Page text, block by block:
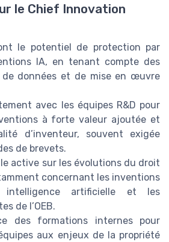
le Chief Innovation
le potentiel de protection par
IA, en tenant compte des
de données et de mise en œuvre
avec les équipes R&D pour
à forte valeur ajoutée et
d’inventeur, souvent exigée
de brevets.
active sur les évolutions du droit
concernant les inventions
intelligence artificielle et les
de l’OEB.
des formations internes pour
aux enjeux de la propriété